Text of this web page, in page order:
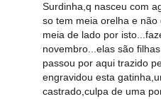
Surdinha,q nasceu com
so tem meia orelha e
meia de lado por
novembro...elas são
passou por aqui trazido
engravidou esta
castrado,culpa de uma